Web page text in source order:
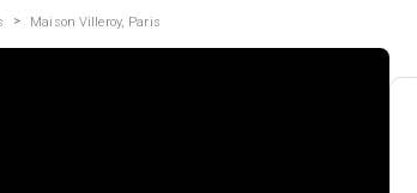
> Maison Villeroy, Paris